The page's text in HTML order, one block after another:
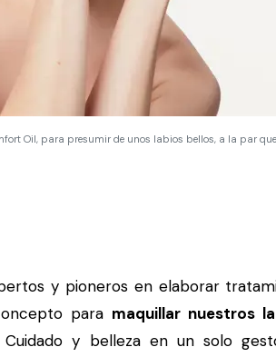
Oil, para presumir de unos labios bellos, a la par
y pioneros en elaborar
para maquillar nuestros
Cuidado y belleza en un solo